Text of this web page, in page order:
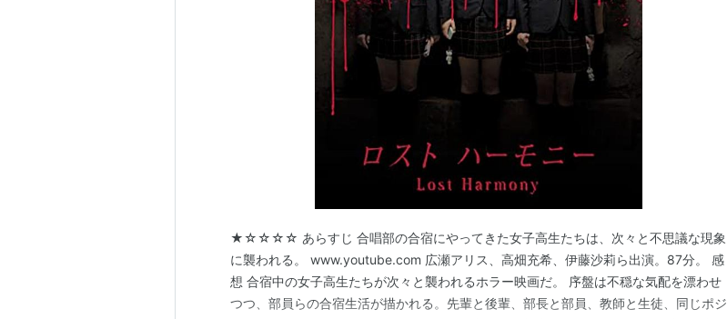
★☆☆☆☆ あらすじ 合唱部の合宿にやってきた女子高生たちは、次々と不思議な現象
に襲われる。 www.youtube.com 広瀬アリス、高畑充希、伊藤沙莉ら出演。87分。 感
想 合宿中の女子高生たちが次々と襲われるホラー映画だ。 序盤は不穏な気配を漂わせ
つつ、部員らの合宿生活が描かれる。先輩と後輩、部長と部員、教師と生徒、同じポジ